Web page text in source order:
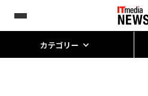
カテゴリー